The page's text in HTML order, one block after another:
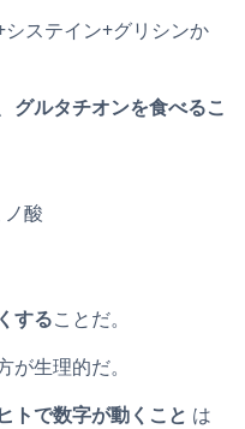
ステイン+グリシンか
グルタチオンを食べるこ
酸
することだ。
生理的だ。
ヒトで数字が動くこと は